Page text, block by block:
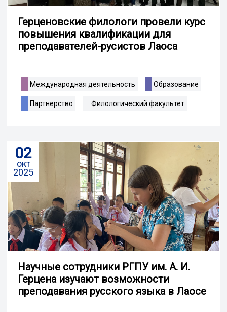
Герценовские филологи провели курс
повышения квалификации для
преподавателей-русистов Лаоса
Международная деятельность Образование
Партнерство Филологический факультет
02
окт
2025
Научные сотрудники РГПУ им. А. И.
Герцена изучают возможности
преподавания русского языка в Лаосе